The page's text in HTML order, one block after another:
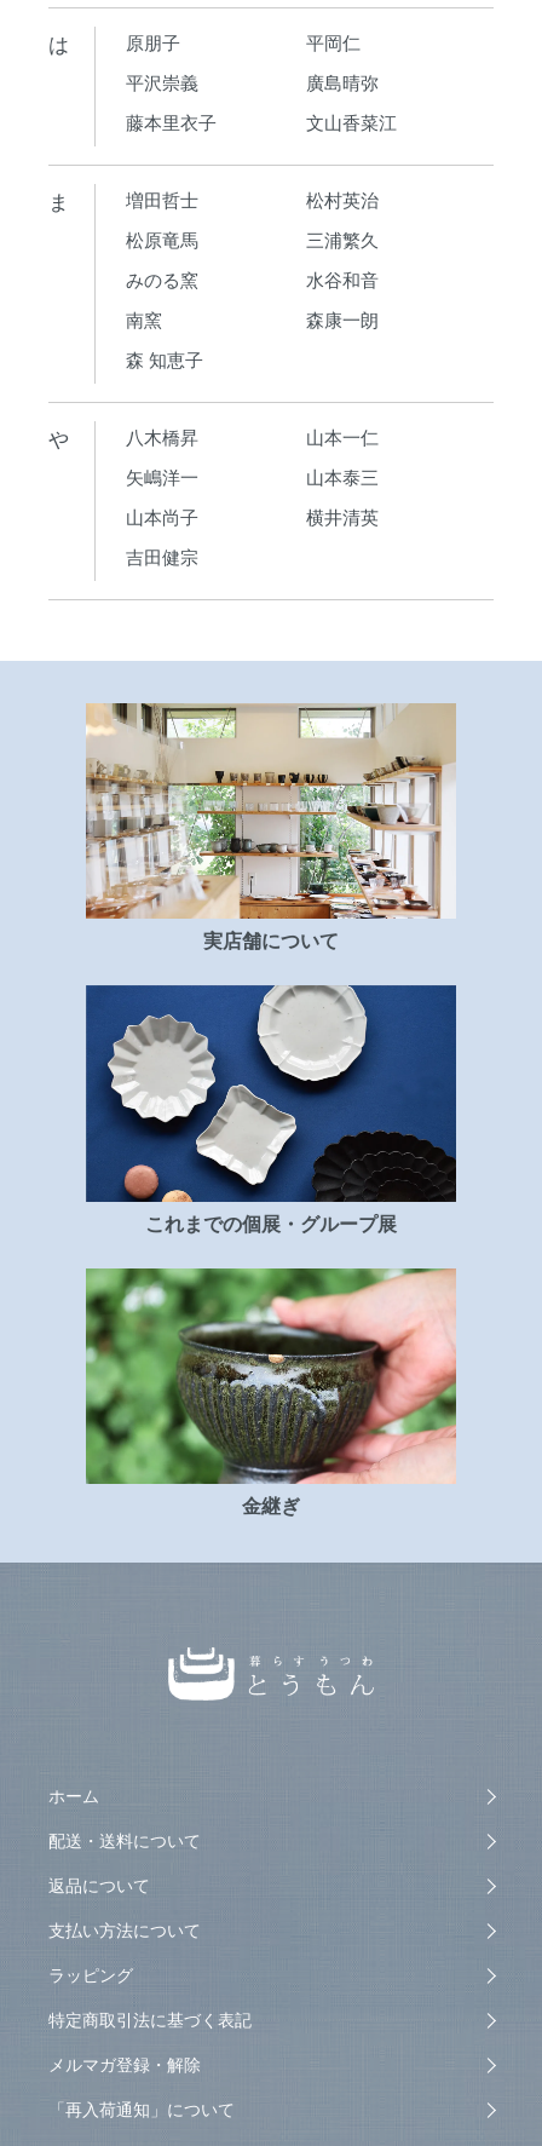
は 原朋子
平岡仁
平沢崇義
廣島晴弥
藤本里衣子
文山香菜江
ま 増田哲士
松村英治
松原竜馬
三浦繁久
みのる窯
水谷和音
南窯
森康一朗
森 知恵子
や 八木橋昇
山本一仁
矢嶋洋一
山本泰三
山本尚子
横井清英
吉田健宗
実店舗について
これまでの個展・グループ展
金継ぎ
ホーム
配送・送料について
返品について
支払い方法について
ラッピング
特定商取引法に基づく表記
メルマガ登録・解除
「再入荷通知」について